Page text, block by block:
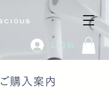
Log In
​ご購入案内